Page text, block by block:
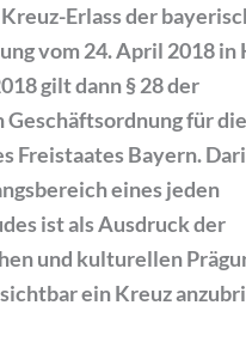
Erlass der
vom 24. April 2018 in
gilt dann § 28 der
für die
Freistaates Bayern.
eines jeden
ist als Ausdruck der
und kulturellen
ein Kreuz